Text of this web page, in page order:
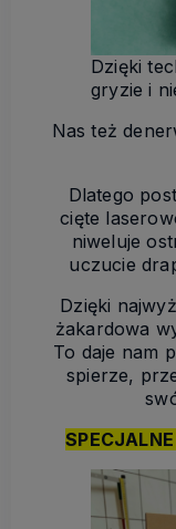
Dzięki
gryzie i
Nas też
Dlatego
cięte
niweluje
uczucie
Dzięki
żakardowa
To daje nam
spierze,